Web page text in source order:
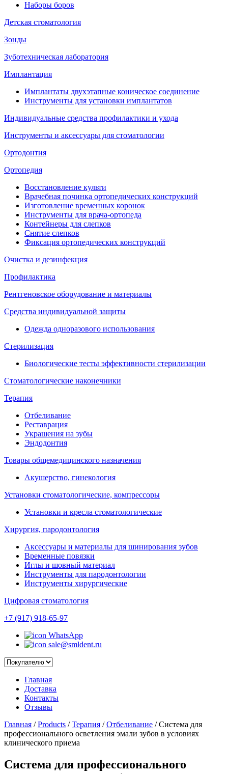
Наборы боров
Детская стоматология
Зонды
Зуботехническая лаборатория
Имплантация
Имплантаты двухэтапные коническое соединение
Инструменты для установки имплантатов
Индивидуальные средства профилактики и ухода
Инструменты и аксессуары для стоматологии
Ортодонтия
Ортопедия
Восстановление культи
Врачебная починка ортопедических конструкций
Изготовление временных коронок
Инструменты для врача-ортопеда
Контейнеры для слепков
Снятие слепков
Фиксация ортопедических конструкций
Очистка и дезинфекция
Профилактика
Рентгеновское оборудование и материалы
Средства индивидуальной защиты
Одежда одноразового использования
Стерилизация
Биологические тесты эффективности стерилизации
Стоматологические наконечники
Терапия
Отбеливание
Реставрация
Украшения на зубы
Эндодонтия
Товары общемедицинского назначения
Акушерство, гинекология
Установки стоматологические, компрессоры
Установки и кресла стоматологические
Хирургия, пародонтология
Аксессуары и материалы для шинирования зубов
Временные повязки
Иглы и шовный материал
Инструменты для пародонтологии
Инструменты хирургические
Цифровая стоматология
+7 (917) 918-65-97
WhatsApp
sale@smldent.ru
Главная
Доставка
Контакты
Отзывы
Главная / Products / Терапия / Отбеливание /Система для
профессионального осветления эмали зубов в условиях
клинического приема
Система для профессионального